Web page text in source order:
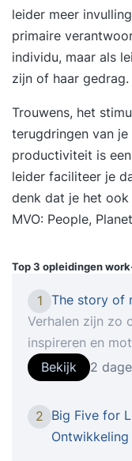
leider meer
primaire
individu, maar als
zijn of haar gedrag.
Trouwens, het
terugdringen van
productiviteit is
leider faciliteer je
denk dat je het ook
MVO: People,
Top 3 opleidingen
1 The story of
Verhalen zijn zo
inspireren en
betekenis,
kan identificeren
betrokken voelt.
staan we met
Storytelling kan
Bekijk 2
2 Big Five for
Ontwikkeling